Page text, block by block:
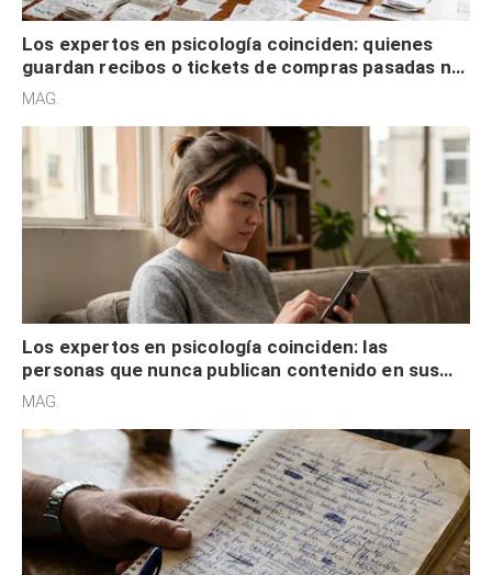
Los expertos en psicología coinciden: quienes
guardan recibos o tickets de compras pasadas no
son acumuladores, sino que tienen necesidad de
MAG.
Los expertos en psicología coinciden: las
personas que nunca publican contenido en sus
redes sociales no pretenden buscar validación
MAG.